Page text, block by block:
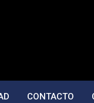
CONTACTO